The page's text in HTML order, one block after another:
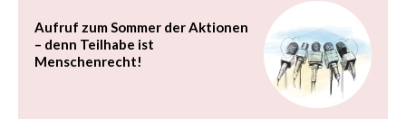
Aufruf zum Sommer der Aktionen
– denn Teilhabe ist
Menschenrecht!